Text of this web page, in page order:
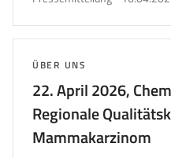
22. April 2026,
Regionale
Mammakarzinom
THEMA:
ÜBER UNS